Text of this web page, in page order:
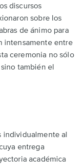
discursos
sobre los
de ánimo para
intensamente entre
ceremonia no sólo
también el
individualmente al
entrega
académica